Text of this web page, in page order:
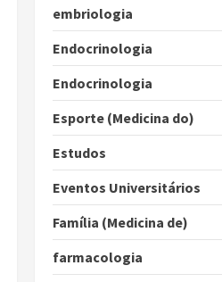
embriologia
Endocrinologia
Endocrinologia
Esporte (Medicina do)
Estudos
Eventos Universitários
Família (Medicina de)
farmacologia